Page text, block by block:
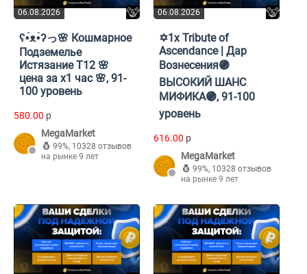
06.08.2026
ʕ•́ᴥ•̀ʔっ🌸 Кошмарное
Подземелье
Истязание Т12 🌸
цена за х1 час 🌸, 91-
100 уровень
580.00 p
MegaMarket
99%, 10328 отзывов
на рынке 9 лет
06.08.2026
✡️1x Tribute of
Ascendance | Дар
Вознесения🟣
ВЫСОКИЙ ШАНС
МИФИКА🟣, 91-100
уровень
616.00 p
MegaMarket
99%, 10328 отзывов
на рынке 9 лет